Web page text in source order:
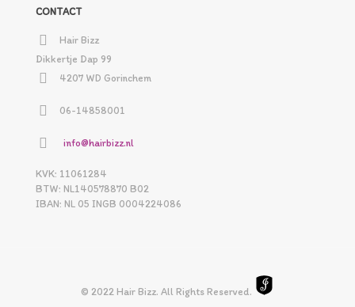
CONTACT
Hair Bizz
Dikkertje Dap 99
4207 WD Gorinchem
06-14858001
info@hairbizz.nl
KVK: 11061284
BTW: NL140578870 B02
IBAN: NL 05 INGB 0004224086
© 2022 Hair Bizz. All Rights Reserved.